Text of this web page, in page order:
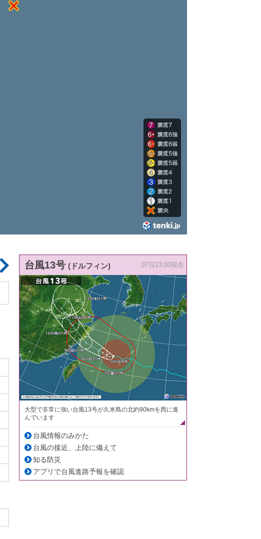
台風13号 (ドルフィン) 07日23:00現在
大型で非常に強い台風13号が久米島の北約90kmを西に進
んでいます
台風情報のみかた
台風の接近、上陸に備えて
知る防災
アプリで台風進路予報を確認